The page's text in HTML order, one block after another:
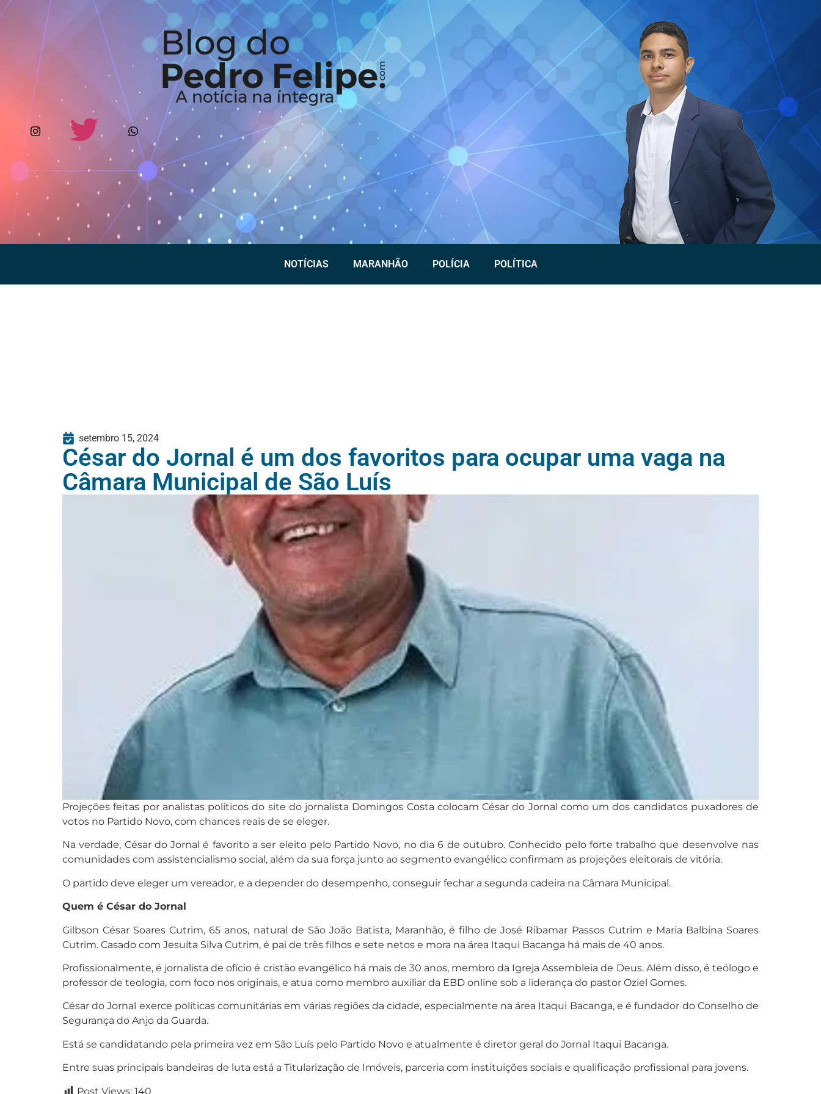
NOTÍCIAS MARANHÃO POLÍCIA POLÍTICA
setembro 15, 2024
César do Jornal é um dos favoritos para ocupar uma vaga na
Câmara Municipal de São Luís
Projeções feitas por analistas políticos do site do jornalista Domingos Costa colocam César do Jornal como um dos candidatos puxadores de
votos no Partido Novo, com chances reais de se eleger.
Na verdade, César do Jornal é favorito a ser eleito pelo Partido Novo, no dia 6 de outubro. Conhecido pelo forte trabalho que desenvolve nas
comunidades com assistencialismo social, além da sua força junto ao segmento evangélico confirmam as projeções eleitorais de vitória.
O partido deve eleger um vereador, e a depender do desempenho, conseguir fechar a segunda cadeira na Câmara Municipal.
Quem é César do Jornal
Gilbson César Soares Cutrim, 65 anos, natural de São João Batista, Maranhão, é filho de José Ribamar Passos Cutrim e Maria Balbina Soares
Cutrim. Casado com Jesuíta Silva Cutrim, é pai de três filhos e sete netos e mora na área Itaqui Bacanga há mais de 40 anos.
Profissionalmente, é jornalista de ofício é cristão evangélico há mais de 30 anos, membro da Igreja Assembleia de Deus. Além disso, é teólogo e
professor de teologia, com foco nos originais, e atua como membro auxiliar da EBD online sob a liderança do pastor Oziel Gomes.
César do Jornal exerce políticas comunitárias em várias regiões da cidade, especialmente na área Itaqui Bacanga, e é fundador do Conselho de
Segurança do Anjo da Guarda.
Está se candidatando pela primeira vez em São Luís pelo Partido Novo e atualmente é diretor geral do Jornal Itaqui Bacanga.
Entre suas principais bandeiras de luta está a Titularização de Imóveis, parceria com instituições sociais e qualificação profissional para jovens.
Post Views: 140